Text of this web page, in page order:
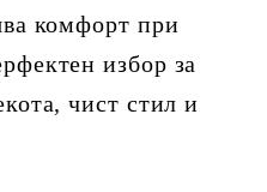
комфорт при
избор за
чист стил и